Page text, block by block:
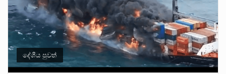
මහර බන්ධනාගාරයේ අද ඇතිවූ සිද්ධියෙන් තුවාල ලැබූ බව කියන රැඳවියන් ගණන ඉහළ ගොස් තිබේ. ඒ…
අගෝස්තු මස දෙවන ඉරිදා ලිට් රූම් සූම් සංවාදය පැවැත්වෙන්නේ "කතා කරන මහ වැව" නම් නකතාවක්…
දේශීය පුවත්